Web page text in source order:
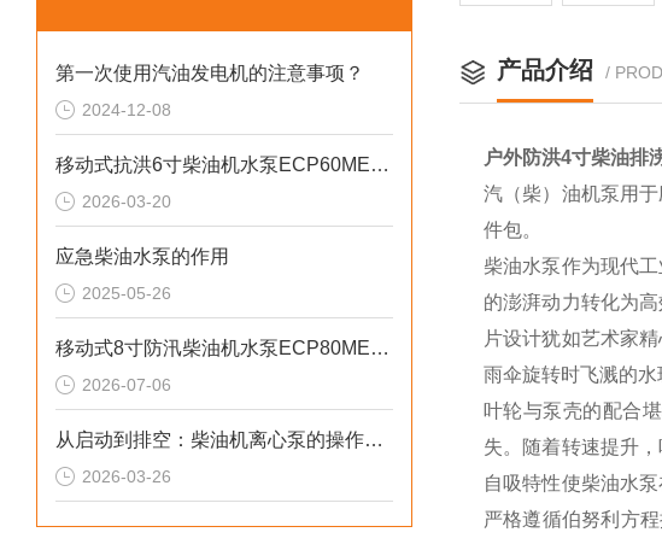
第一次使用汽油发电机的注意事项？
2024-12-08
移动式抗洪6寸柴油机水泵ECP60ME产品介绍
2026-03-20
应急柴油水泵的作用
2025-05-26
移动式8寸防汛柴油机水泵ECP80ME产品介绍
2026-07-06
从启动到排空：柴油机离心泵的操作规范与技巧
2026-03-26
产品介绍 /
户外防洪4寸柴油排
汽（柴）油机泵用
件包。
柴油水泵作为现代
的澎湃动力转化为
片设计犹如艺术家
雨伞旋转时飞溅的水
叶轮与泵壳的配合
失。随着转速提升
自吸特性使柴油水
严格遵循伯努利方